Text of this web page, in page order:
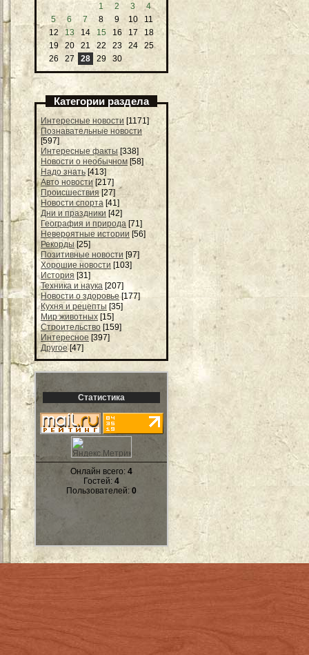
1
2 3
4
5
6 7 8 9 10
11
12
13 14 15 16 17
18
19
20 21 22 23 24
25
26
27 28 29 30
Категории раздела
Интересные новости [1171]
Познавательные новости
[597]
Интересные факты [338]
Новости о необычном [58]
Надо знать [413]
Авто новости [217]
Происшествия [27]
Новости спорта [41]
Дни и праздники [42]
География и природа [71]
Невероятные истории [56]
Рекорды [25]
Позитивные новости [97]
Хорошие новости [103]
История [31]
Техника и наука [207]
Новости о здоровье [177]
Кухня и рецепты [35]
Мир животных [15]
Строительство [159]
Интересное [397]
Другое [47]
Статистика
Онлайн всего: 4
Гостей: 4
Пользователей: 0